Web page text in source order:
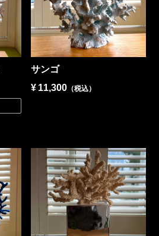
サンゴ
¥ 11,300 （税込）